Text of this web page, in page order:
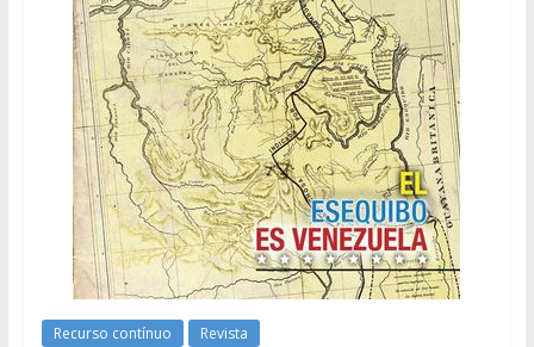
Recurso contínuo Revista